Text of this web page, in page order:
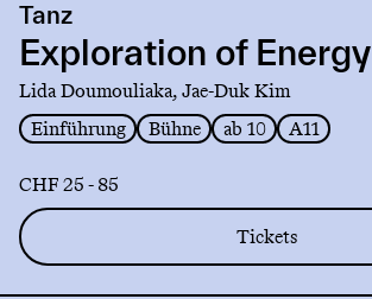
Exploration
Energy
Tanz
Exploration of Energy
Lida Doumouliaka, Jae-Duk Kim
Einführung
Bühne ab 10 A11
CHF 25 - 85
Tickets